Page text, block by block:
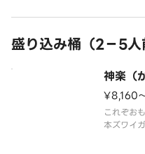
盛り込み桶（2－5人
神楽（
¥8,160
これぞお
本ズワイ